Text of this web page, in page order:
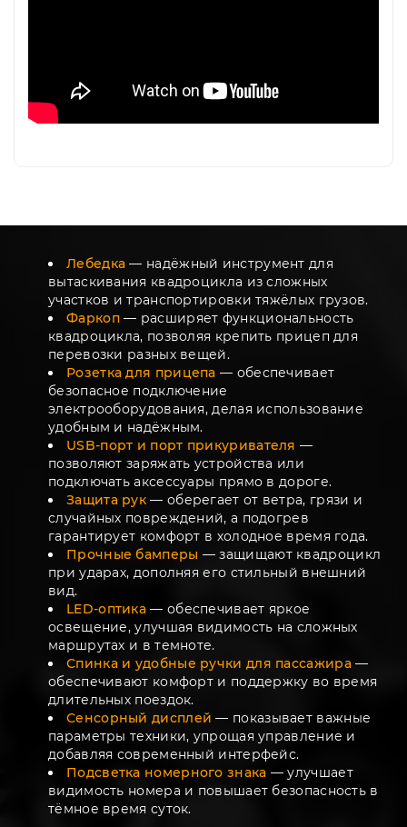
Лебедка — надёжный инструмент для
вытаскивания квадроцикла из сложных
участков и транспортировки тяжёлых грузов.
Фаркоп— расширяет функциональность
квадроцикла, позволяя крепить прицеп для
перевозки разных вещей.
Розетка для прицепа — обеспечивает
безопасное подключение
электрооборудования, делая использование
удобным и надёжным.
USB-порт и порт прикуривателя —
позволяют заряжать устройства или
подключать аксессуары прямо в дороге.
Защита рук — оберегает от ветра, грязи и
случайных повреждений, а подогрев
гарантирует комфорт в холодное время года.
Прочные бамперы — защищают квадроцикл
при ударах, дополняя его стильный внешний
вид.
LED-оптика — обеспечивает яркое
освещение, улучшая видимость на сложных
маршрутах и в темноте.
Спинка и удобные ручки для пассажира—
обеспечивают комфорт и поддержку во время
длительных поездок.
Сенсорный дисплей — показывает важные
параметры техники, упрощая управление и
добавляя современный интерфейс.
Подсветка номерного знака — улучшает
видимость номера и повышает безопасность в
тёмное время суток.